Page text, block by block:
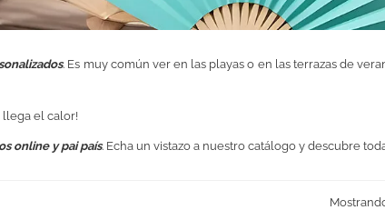
. Es muy común ver en las playas o en las terrazas de
el calor!
online y pai país. Echa un vistazo a nuestro catálogo y descubre